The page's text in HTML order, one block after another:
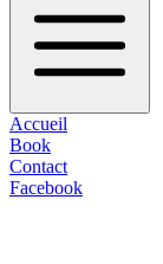
Accueil
Book
Contact
Facebook